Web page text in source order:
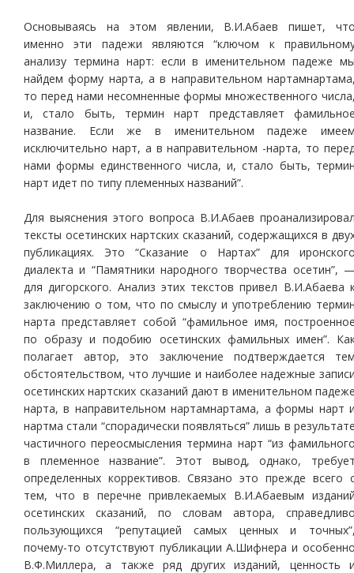
Основываясь на этом явлении, В.И.Абаев пишет,
именно эти падежи являются “ключом к
анализу термина нарт: если в именительном падеже
найдем форму нарта, а в направительном
то перед нами несомненные формы множественного
и, стало быть, термин нарт представляет
название. Если же в именительном падеже
исключительно нарт, а в направительном -нарта, то
нами формы единственного числа, и, стало быть,
нарт идет по типу племенных названий”.
Для выяснения этого вопроса В.И.Абаев
тексты осетинских нартских сказаний, содержащихся в
публикациях. Это “Сказание о Нартах” для
диалекта и “Памятники народного творчества осетин”,
для дигорского. Анализ этих текстов привел В.И.Абаева
заключению о том, что по смыслу и употреблению
нарта представляет собой “фамильное имя,
по образу и подобию осетинских фамильных имен”.
полагает автор, это заключение подтверждается
обстоятельством, что лучшие и наиболее надежные
осетинских нартских сказаний дают в именительном
нарта, в направительном нартамнартама, а формы нарт
нартма стали “спорадически появляться” лишь в
частичного переосмысления термина нарт “из
в племенное название”. Этот вывод, однако,
определенных коррективов. Связано это прежде всего
тем, что в перечне привлекаемых В.И.Абаевым
осетинских сказаний, по словам автора,
пользующихся “репутацией самых ценных и
почему-то отсутствуют публикации А.Шифнера и
В.Ф.Миллера, а также ряд других изданий, ценность